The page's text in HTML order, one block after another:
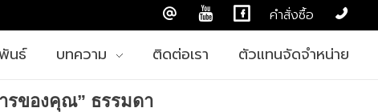
คำสั่งซื้อ
นธ์ บทความ ติดต่อเรา ตัวแทนจัดจำหน่าย
รของคุณ” ธรรมดา